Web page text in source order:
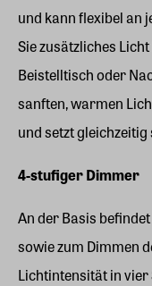
und kann flexibel an
Sie zusätzliches
Beistelltisch oder
sanften, warmen
und setzt
4-stufiger Dimmer
An der Basis
sowie zum Dimmen
Lichtintensität in